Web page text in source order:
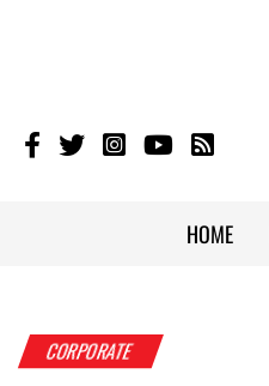
HOME
CORPORATE